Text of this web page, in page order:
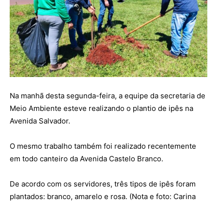
Na manhã desta segunda-feira, a equipe da secretaria de
Meio Ambiente esteve realizando o plantio de ipês na
Avenida Salvador.
O mesmo trabalho também foi realizado recentemente
em todo canteiro da Avenida Castelo Branco.
De acordo com os servidores, três tipos de ipês foram
plantados: branco, amarelo e rosa. (Nota e foto: Carina